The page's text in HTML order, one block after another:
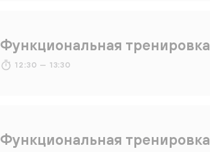
Функциональная тренировка
12:30 — 13:30
Функциональная тренировка